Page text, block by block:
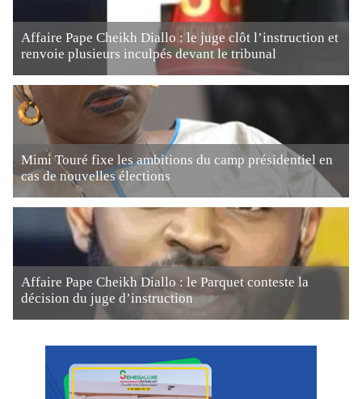
Affaire Pape Cheikh Diallo : le juge clôt l’instruction et
renvoie plusieurs inculpés devant le tribunal
Mimi Touré fixe les ambitions du camp présidentiel en
cas de nouvelles élections
Affaire Pape Cheikh Diallo : le Parquet conteste la
décision du juge d’instruction